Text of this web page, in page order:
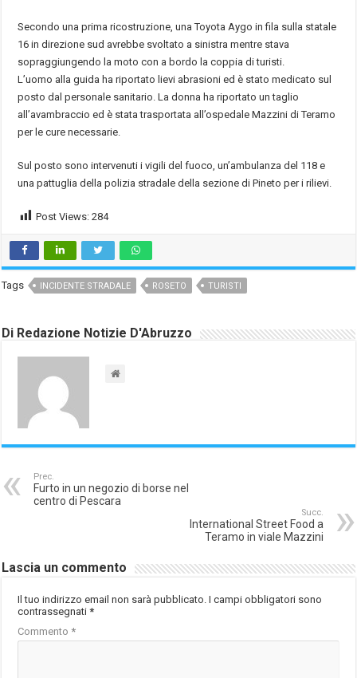
Secondo una prima ricostruzione, una Toyota Aygo in fila sulla statale
16 in direzione sud avrebbe svoltato a sinistra mentre stava
sopraggiungendo la moto con a bordo la coppia di turisti.
L’uomo alla guida ha riportato lievi abrasioni ed è stato medicato sul
posto dal personale sanitario. La donna ha riportato un taglio
all’avambraccio ed è stata trasportata all’ospedale Mazzini di Teramo
per le cure necessarie.
Sul posto sono intervenuti i vigili del fuoco, un’ambulanza del 118 e
una pattuglia della polizia stradale della sezione di Pineto per i rilievi.
Post Views: 284
Tags INCIDENTE STRADALE ROSETO TURISTI
Di Redazione Notizie D'Abruzzo
Prec.
Furto in un negozio di borse nel
centro di Pescara
Succ.
International Street Food a
Teramo in viale Mazzini
Lascia un commento
Il tuo indirizzo email non sarà pubblicato. I campi obbligatori sono
contrassegnati*
Commento*